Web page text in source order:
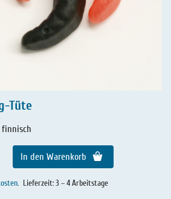
Tüte
In den Warenkorb
. Lieferzeit: 3 – 4 Arbeitstage